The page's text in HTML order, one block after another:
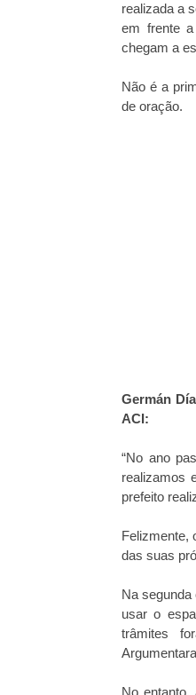
realizada a
em frente
chegam a
Não é a
de oração.
Germán
ACI:
“No ano
realizamos
prefeito
Felizmente,
das suas
Na
usar o
trâmites
No entanto,